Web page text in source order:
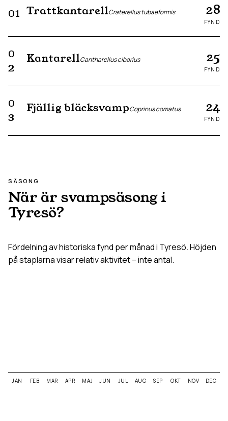
01 TrattkantarellCraterellus tubaeformis 28
FYND
0
2
KantarellCantharellus cibarius 25
FYND
0
3
Fjällig bläcksvampCoprinus comatus 24
FYND
SÄSONG
När är svampsäsong i
Tyresö?
Fördelning av historiska fynd per månad i Tyresö. Höjden
på staplarna visar relativ aktivitet – inte antal.
JAN FEB MAR APR MAJ JUN JUL AUG SEP OKT NOV DEC